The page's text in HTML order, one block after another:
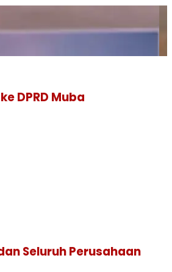
DPRD Muba
Seluruh Perusahaan